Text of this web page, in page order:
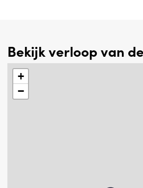
Bekijk verloop van
+
−